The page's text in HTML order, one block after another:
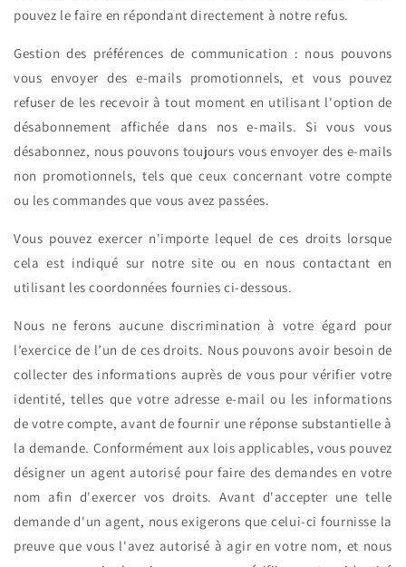
pouvez le faire en répondant directement à notre refus.
Gestion des préférences de communication : nous pouvons
vous envoyer des e-mails promotionnels, et vous pouvez
refuser de les recevoir à tout moment en utilisant l'option de
désabonnement affichée dans nos e-mails. Si vous vous
désabonnez, nous pouvons toujours vous envoyer des e-mails
non promotionnels, tels que ceux concernant votre compte
ou les commandes que vous avez passées.
Vous pouvez exercer n'importe lequel de ces droits lorsque
cela est indiqué sur notre site ou en nous contactant en
utilisant les coordonnées fournies ci-dessous.
Nous ne ferons aucune discrimination à votre égard pour
l’exercice de l’un de ces droits. Nous pouvons avoir besoin de
collecter des informations auprès de vous pour vérifier votre
identité, telles que votre adresse e-mail ou les informations
de votre compte, avant de fournir une réponse substantielle à
la demande. Conformément aux lois applicables, vous pouvez
désigner un agent autorisé pour faire des demandes en votre
nom afin d'exercer vos droits. Avant d'accepter une telle
demande d'un agent, nous exigerons que celui-ci fournisse la
preuve que vous l'avez autorisé à agir en votre nom, et nous